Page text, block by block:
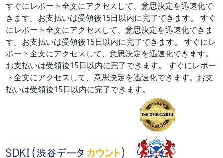
すぐにレポート全文にアクセスして、意思決定を迅速化で
きます。お支払いは受領後15日以内に完了できます。
すぐ
にレポート全文にアクセスして、意思決定を迅速化できま
す。お支払いは受領後15日以内に完了できます。
すぐにレ
ポート全文にアクセスして、意思決定を迅速化できます。
お支払いは受領後15日以内に完了できます。
すぐにレポー
ト全文にアクセスして、意思決定を迅速化できます。お支
払いは受領後15日以内に完了できます。